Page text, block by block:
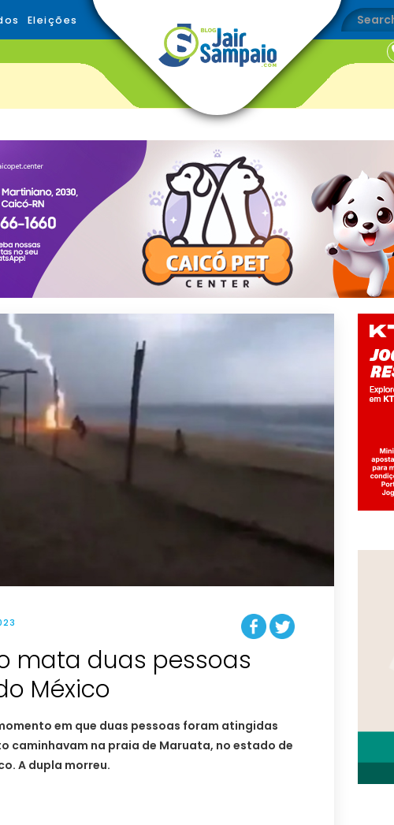
Eleições
mata duas pessoas
México
em que duas pessoas foram atingidas
caminhavam na praia de Maruata, no estado de
A dupla morreu.